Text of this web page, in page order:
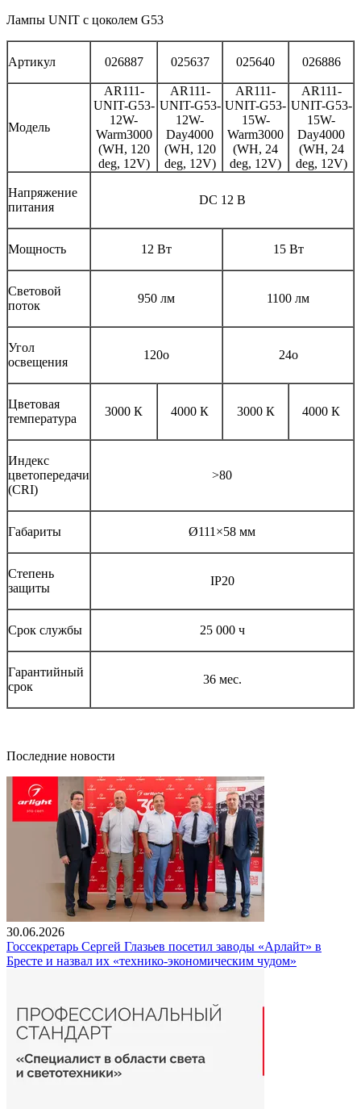
Лампы UNIT с цоколем G53
Артикул 026887 025637 025640 026886
Модель
AR111-
UNIT-G53-
12W-
Warm3000
(WH, 120
deg, 12V)
AR111-
UNIT-G53-
12W-
Day4000
(WH, 120
deg, 12V)
AR111-
UNIT-G53-
15W-
Warm3000
(WH, 24
deg, 12V)
AR111-
UNIT-G53-
15W-
Day4000
(WH, 24
deg, 12V)
Напряжение
питания
DC 12 В
Мощность 12 Вт 15 Вт
Световой
поток
950 лм 1100 лм
Угол
освещения
120o 24o
Цветовая
температура
3000 К 4000 К 3000 К 4000 К
Индекс
цветопередачи
(CRI)
>80
Габариты Ø111×58 мм
Степень
защиты
IP20
Срок службы 25 000 ч
Гарантийный
срок
36 мес.
Последние новости
30.06.2026
Госсекретарь Сергей Глазьев посетил заводы «Арлайт» в
Бресте и назвал их «технико-экономическим чудом»